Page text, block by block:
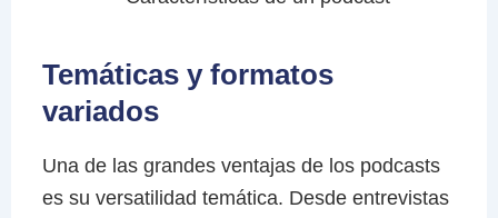
Temáticas y formatos
variados
Una de las grandes ventajas de los podcasts
es su versatilidad temática. Desde entrevistas